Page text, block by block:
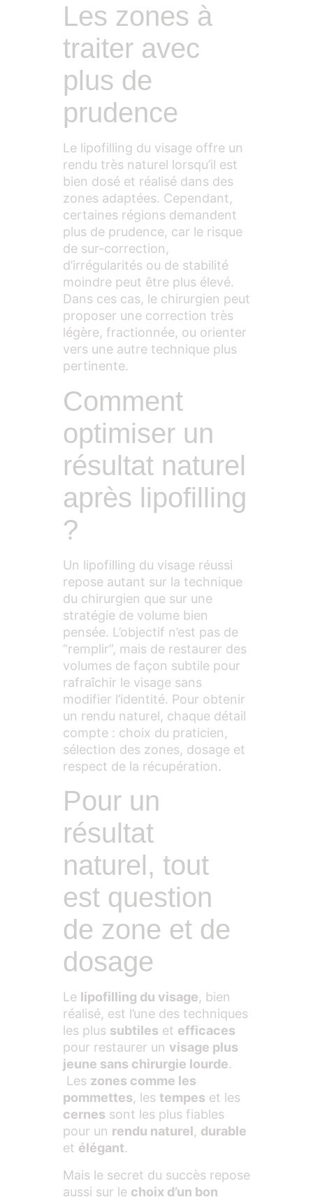
Les zones à
traiter avec
plus de
prudence
Le lipofilling du visage offre un
rendu très naturel lorsqu’il est
bien dosé et réalisé dans des
zones adaptées. Cependant,
certaines régions demandent
plus de prudence, car le risque
de sur-correction,
d’irrégularités ou de stabilité
moindre peut être plus élevé.
Dans ces cas, le chirurgien peut
proposer une correction très
légère, fractionnée, ou orienter
vers une autre technique plus
pertinente.
Comment
optimiser un
résultat naturel
après lipofilling
?
Un lipofilling du visage réussi
repose autant sur la technique
du chirurgien que sur une
stratégie de volume bien
pensée. L’objectif n’est pas de
“remplir”, mais de restaurer des
volumes de façon subtile pour
rafraîchir le visage sans
modifier l’identité. Pour obtenir
un rendu naturel, chaque détail
compte : choix du praticien,
sélection des zones, dosage et
respect de la récupération.
Pour un
résultat
naturel, tout
est question
de zone et de
dosage
Le lipofilling du visage, bien
réalisé, est l’une des techniques
les plus subtiles et efficaces
pour restaurer un visage plus
jeune sans chirurgie lourde.
Les zones comme les
pommettes, les tempes et les
cernes sont les plus fiables
pour un rendu naturel, durable
et élégant.
Mais le secret du succès repose
aussi sur le choix d’un bon